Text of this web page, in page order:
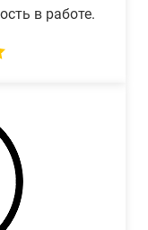
в работе.